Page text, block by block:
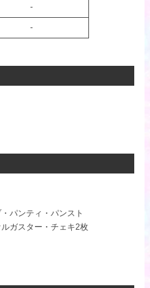
-
-
パンティ・パンスト
ガスター・チェキ2枚